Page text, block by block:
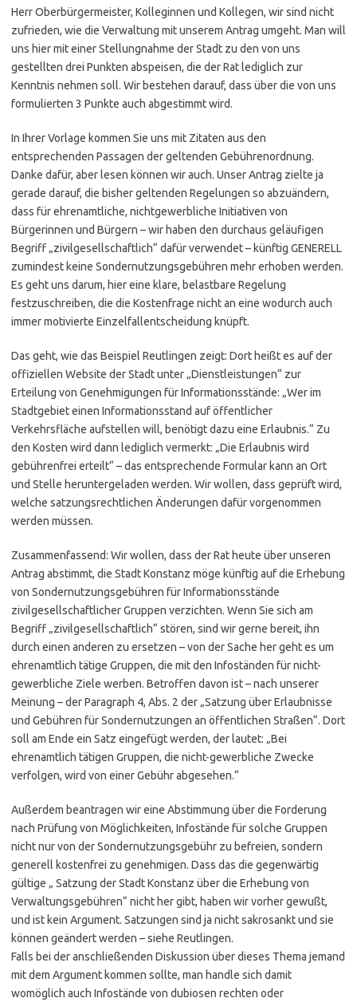
Herr Oberbürgermeister, Kolleginnen und Kollegen, wir sind nicht
zufrieden, wie die Verwaltung mit unserem Antrag umgeht. Man will
uns hier mit einer Stellungnahme der Stadt zu den von uns
gestellten drei Punkten abspeisen, die der Rat lediglich zur
Kenntnis nehmen soll. Wir bestehen darauf, dass über die von uns
formulierten 3 Punkte auch abgestimmt wird.
In Ihrer Vorlage kommen Sie uns mit Zitaten aus den
entsprechenden Passagen der geltenden Gebührenordnung.
Danke dafür, aber lesen können wir auch. Unser Antrag zielte ja
gerade darauf, die bisher geltenden Regelungen so abzuändern,
dass für ehrenamtliche, nichtgewerbliche Initiativen von
Bürgerinnen und Bürgern – wir haben den durchaus geläufigen
Begriff „zivilgesellschaftlich“ dafür verwendet – künftig GENERELL
zumindest keine Sondernutzungsgebühren mehr erhoben werden.
Es geht uns darum, hier eine klare, belastbare Regelung
festzuschreiben, die die Kostenfrage nicht an eine wodurch auch
immer motivierte Einzelfallentscheidung knüpft.
Das geht, wie das Beispiel Reutlingen zeigt: Dort heißt es auf der
offiziellen Website der Stadt unter „Dienstleistungen“ zur
Erteilung von Genehmigungen für Informationsstände: „Wer im
Stadtgebiet einen Informationsstand auf öffentlicher
Verkehrsfläche aufstellen will, benötigt dazu eine Erlaubnis.“ Zu
den Kosten wird dann lediglich vermerkt: „Die Erlaubnis wird
gebührenfrei erteilt“ – das entsprechende Formular kann an Ort
und Stelle heruntergeladen werden. Wir wollen, dass geprüft wird,
welche satzungsrechtlichen Änderungen dafür vorgenommen
werden müssen.
Zusammenfassend: Wir wollen, dass der Rat heute über unseren
Antrag abstimmt, die Stadt Konstanz möge künftig auf die Erhebung
von Sondernutzungsgebühren für Informationsstände
zivilgesellschaftlicher Gruppen verzichten. Wenn Sie sich am
Begriff „zivilgesellschaftlich“ stören, sind wir gerne bereit, ihn
durch einen anderen zu ersetzen – von der Sache her geht es um
ehrenamtlich tätige Gruppen, die mit den Infoständen für nicht-
gewerbliche Ziele werben. Betroffen davon ist – nach unserer
Meinung – der Paragraph 4, Abs. 2 der „Satzung über Erlaubnisse
und Gebühren für Sondernutzungen an öffentlichen Straßen“. Dort
soll am Ende ein Satz eingefügt werden, der lautet: „Bei
ehrenamtlich tätigen Gruppen, die nicht-gewerbliche Zwecke
verfolgen, wird von einer Gebühr abgesehen.“
Außerdem beantragen wir eine Abstimmung über die Forderung
nach Prüfung von Möglichkeiten, Infostände für solche Gruppen
nicht nur von der Sondernutzungsgebühr zu befreien, sondern
generell kostenfrei zu genehmigen. Dass das die gegenwärtig
gültige „ Satzung der Stadt Konstanz über die Erhebung von
Verwaltungsgebühren“ nicht her gibt, haben wir vorher gewußt,
und ist kein Argument. Satzungen sind ja nicht sakrosankt und sie
können geändert werden – siehe Reutlingen.
Falls bei der anschließenden Diskussion über dieses Thema jemand
mit dem Argument kommen sollte, man handle sich damit
womöglich auch Infostände von dubiosen rechten oder